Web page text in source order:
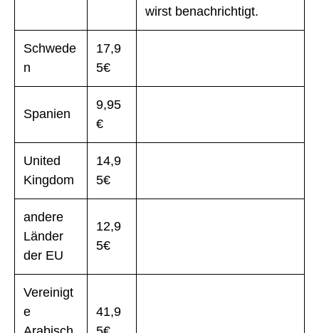
wirst benachrichtigt.
Schwede
n
17,9
5€
Spanien
9,95
€
United
Kingdom
14,9
5€
andere
Länder
der EU
12,9
5€
Vereinigt
e
41,9